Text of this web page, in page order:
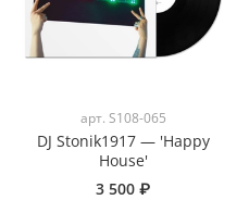
арт. S108-065
DJ Stonik1917 — 'Happy
House'
3 500 ₽